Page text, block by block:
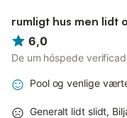
rumligt hus men lidt
6,0
De um hóspede
Pool og venlige
Generalt lidt slidt,